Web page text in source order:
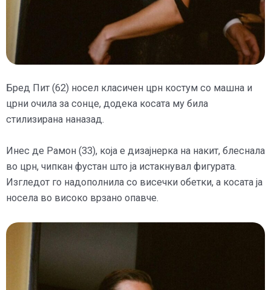
Бред Пит (62) носел класичен црн костум со машна и
црни очила за сонце, додека косата му била
стилизирана наназад.
Инес де Рамон (33), која е дизајнерка на накит, блеснала
во црн, чипкан фустан што ја истакнувал фигурата.
Изгледот го надополнила со висечки обетки, а косата ја
носела во високо врзано опавче.